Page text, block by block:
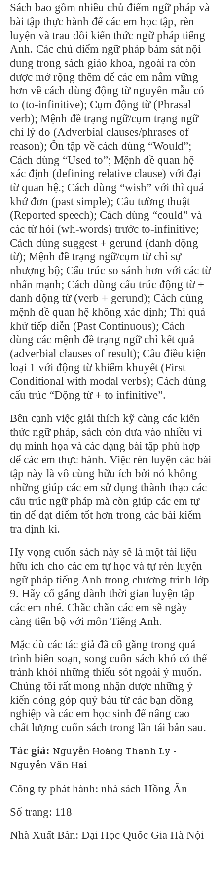
Sách bao gồm nhiều chủ điểm ngữ pháp và
bài tập thực hành để các em học tập, rèn
luyện và trau dồi kiến thức ngữ pháp tiếng
Anh. Các chủ điểm ngữ pháp bám sát nội
dung trong sách giáo khoa, ngoài ra còn
được mở rộng thêm để các em nắm vững
hơn về cách dùng động từ nguyên mẫu có
to (to-infinitive); Cụm động từ (Phrasal
verb); Mệnh đề trạng ngữ/cụm trạng ngữ
chỉ lý do (Adverbial clauses/phrases of
reason); Ôn tập về cách dùng “Would”;
Cách dùng “Used to”; Mệnh đề quan hệ
xác định (defining relative clause) với đại
từ quan hệ.; Cách dùng “wish” với thì quá
khứ đơn (past simple); Câu tường thuật
(Reported speech); Cách dùng “could” và
các từ hỏi (wh-words) trước to-infinitive;
Cách dùng suggest + gerund (danh động
từ); Mệnh đề trạng ngữ/cụm từ chỉ sự
nhượng bộ; Cấu trúc so sánh hơn với các từ
nhấn mạnh; Cách dùng cấu trúc động từ +
danh động từ (verb + gerund); Cách dùng
mệnh đề quan hệ không xác định; Thì quá
khứ tiếp diễn (Past Continuous); Cách
dùng các mệnh đề trạng ngữ chỉ kết quả
(adverbial clauses of result); Câu điều kiện
loại 1 với động từ khiếm khuyết (First
Conditional with modal verbs); Cách dùng
cấu trúc “Động từ + to infinitive”.
Bên cạnh việc giải thích kỹ càng các kiến
thức ngữ pháp, sách còn đưa vào nhiều ví
dụ minh họa và các dạng bài tập phù hợp
để các em thực hành. Việc rèn luyện các bài
tập này là vô cùng hữu ích bởi nó không
những giúp các em sử dụng thành thạo các
cấu trúc ngữ pháp mà còn giúp các em tự
tin để đạt điểm tốt hơn trong các bài kiểm
tra định kì.
Hy vọng cuốn sách này sẽ là một tài liệu
hữu ích cho các em tự học và tự rèn luyện
ngữ pháp tiếng Anh trong chương trình lớp
9. Hãy cố gắng dành thời gian luyện tập
các em nhé. Chắc chắn các em sẽ ngày
càng tiến bộ với môn Tiếng Anh.
Mặc dù các tác giả đã cố gắng trong quá
trình biên soạn, song cuốn sách khó có thể
tránh khỏi những thiếu sót ngoài ý muốn.
Chúng tôi rất mong nhận được những ý
kiến đóng góp quý báu từ các bạn đồng
nghiệp và các em học sinh để nâng cao
chất lượng cuốn sách trong lần tái bản sau.
Tác giả: Nguyễn Hoàng Thanh Ly -
Nguyễn Văn Hai
Công ty phát hành: nhà sách Hồng Ân
Số trang: 118
Nhà Xuất Bản: Đại Học Quốc Gia Hà Nội